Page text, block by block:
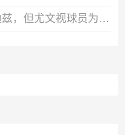
Goal：阿森纳有意伊尔迪兹，但尤文视球员为非卖品，除非天价购买